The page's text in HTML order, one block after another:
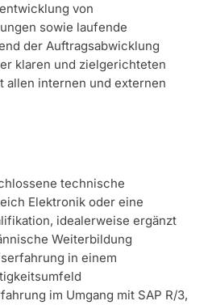
von
sowie laufende
der Auftragsabwicklung
klaren und zielgerichteten
allen internen und externen
technische
Elektronik oder eine
idealerweise ergänzt
Weiterbildung
in einem
im Umgang mit SAP R/3,